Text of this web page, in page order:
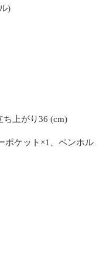
)
上がり36 (cm)
ポケット×1、ペンホル